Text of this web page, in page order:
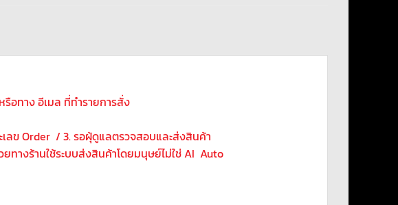
อทาง อีเมล ที่ทำรายการสั่ง
ะเลข Order / 3. รอผุ้ดูแลตรวจสอบและส่งสินค้า
ยทางร้านใช้ระบบส่งสินค้าโดยมนุษย์ไม่ใช่ AI Auto